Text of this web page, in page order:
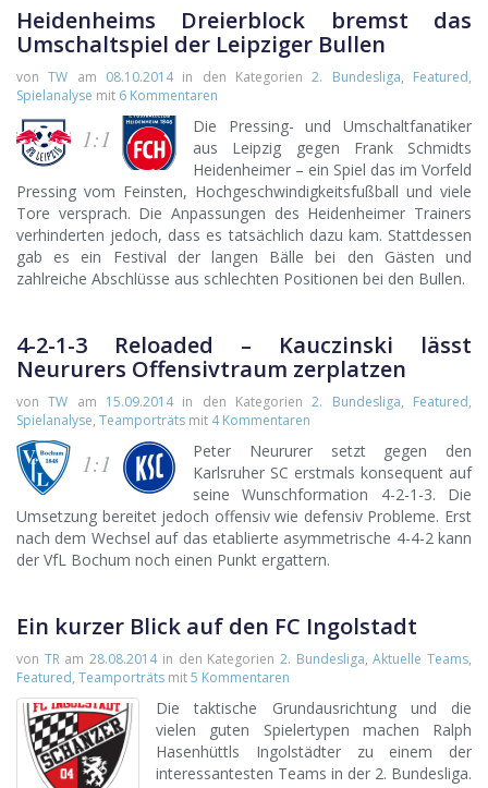
Heidenheims Dreierblock bremst das
Umschaltspiel der Leipziger Bullen
vonTW am 08.10.2014in den Kategorien2. Bundesliga, Featured,
Spielanalyse mit 6 Kommentaren
1:1
Die Pressing- und Umschaltfanatiker
aus Leipzig gegen Frank Schmidts
Heidenheimer – ein Spiel das im Vorfeld
Pressing vom Feinsten, Hochgeschwindigkeitsfußball und viele
Tore versprach. Die Anpassungen des Heidenheimer Trainers
verhinderten jedoch, dass es tatsächlich dazu kam. Stattdessen
gab es ein Festival der langen Bälle bei den Gästen und
zahlreiche Abschlüsse aus schlechten Positionen bei den Bullen.
4-2-1-3 Reloaded – Kauczinski lässt
Neururers Offensivtraum zerplatzen
vonTW am 15.09.2014in den Kategorien2. Bundesliga, Featured,
Spielanalyse, Teamporträts mit 4 Kommentaren
1:1
Peter Neururer setzt gegen den
Karlsruher SC erstmals konsequent auf
seine Wunschformation 4-2-1-3. Die
Umsetzung bereitet jedoch offensiv wie defensiv Probleme. Erst
nach dem Wechsel auf das etablierte asymmetrische 4-4-2 kann
der VfL Bochum noch einen Punkt ergattern.
Ein kurzer Blick auf den FC Ingolstadt
von TRam28.08.2014in den Kategorien 2. Bundesliga,Aktuelle Teams,
Featured, Teamporträts mit5 Kommentaren
Die taktische Grundausrichtung und die
vielen guten Spielertypen machen Ralph
Hasenhüttls Ingolstädter zu einem der
interessantesten Teams in der 2. Bundesliga.